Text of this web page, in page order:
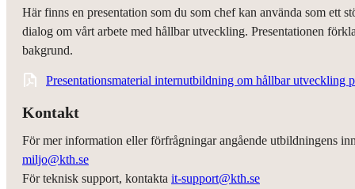
Här finns en presentation som du som chef kan använda som ett
dialog om vårt arbete med hållbar utveckling. Presentationen
bakgrund.
Presentationsmaterial internutbildning om hållbar
Kontakt
För mer information eller förfrågningar angående utbildningens
miljo@kth.se
För teknisk support, kontakta it-support@kth.se